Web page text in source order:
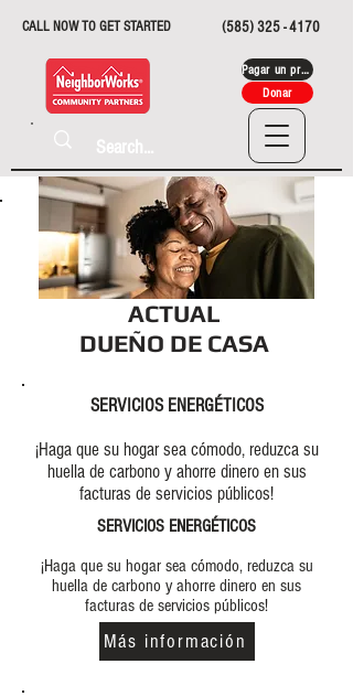
Donar
CALL NOW TO GET STARTED (585) 325 - 4170
Pagar un préstamo
ACTUAL
DUEÑO DE CASA
SERVICIOS ENERGÉTICOS
¡Haga que su hogar sea cómodo, reduzca su
huella de carbono y ahorre dinero en sus
facturas de servicios públicos!
SERVICIOS ENERGÉTICOS
¡Haga que su hogar sea cómodo, reduzca su
huella de carbono y ahorre dinero en sus
facturas de servicios públicos!
Más información